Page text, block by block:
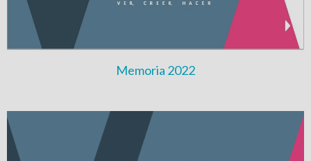
Memoria 2022